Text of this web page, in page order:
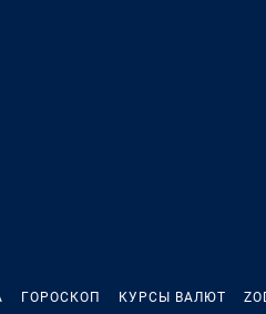
ГОРОСКОП КУРСЫ ВАЛЮТ